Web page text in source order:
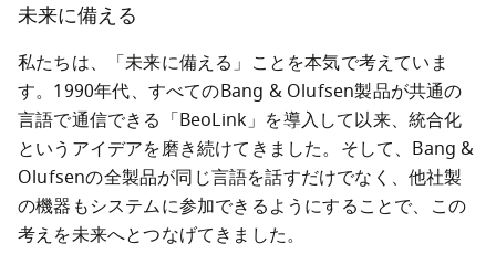
未来に備える
私たちは、「未来に備える」ことを本気で考えていま
す。1990年代、すべてのBang & Olufsen製品が共通の
言語で通信できる「BeoLink」を導入して以来、統合化
というアイデアを磨き続けてきました。そして、Bang &
Olufsenの全製品が同じ言語を話すだけでなく、他社製
の機器もシステムに参加できるようにすることで、この
考えを未来へとつなげてきました。